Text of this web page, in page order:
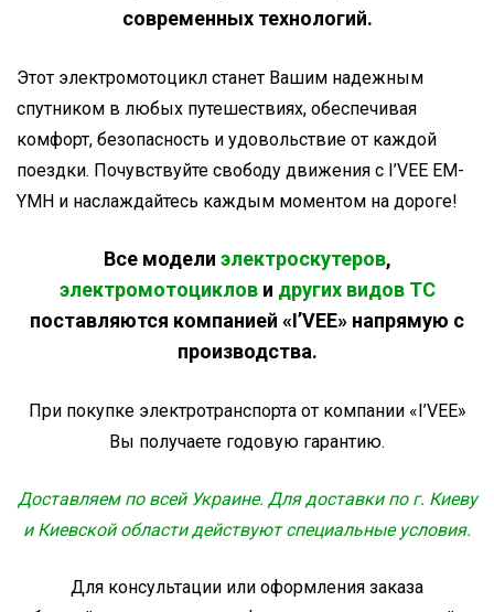
современных технологий.
Этот электромотоцикл станет Вашим надежным
спутником в любых путешествиях, обеспечивая
комфорт, безопасность и удовольствие от каждой
поездки. Почувствуйте свободу движения с I’VEE EM-
YMH и наслаждайтесь каждым моментом на дороге!
Все модели электроскутеров,
электромотоциклови других видов ТС
поставляются компанией «I’VEE» напрямую с
производства.
При покупке электротранспорта от компании «I’VEE»
Вы получаете годовую гарантию.
Доставляем по всей Украине. Для доставки по г. Киеву
и Киевской области действуют специальные условия.
Для консультации или оформления заказа